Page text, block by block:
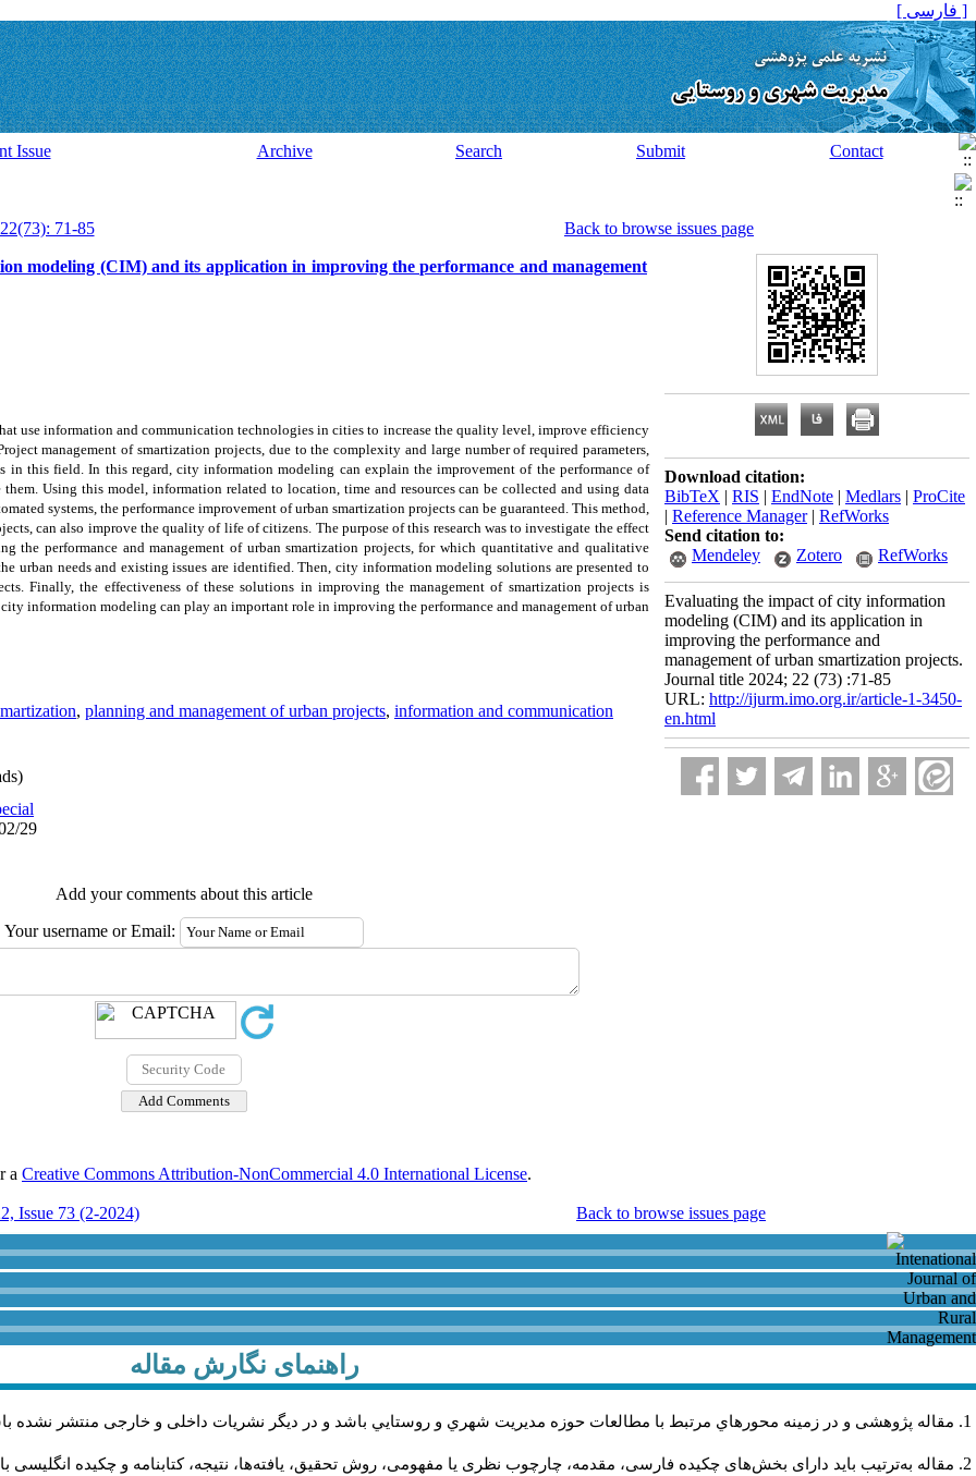
[ فارسی ]
Issue Archive Search Submit Contact
71-85 Back to browse issues page
modeling (CIM) and its application in improving the performance and management
use information and communication technologies in cities to increase the quality level, improve efficiency
management of smartization projects, due to the complexity and large number of required parameters,
in this field. In this regard, city information modeling can explain the improvement of the performance of
Using this model, information related to location, time and resources can be collected and using data
systems, the performance improvement of urban smartization projects can be guaranteed. This method,
can also improve the quality of life of citizens. The purpose of this research was to investigate the effect
the performance and management of urban smartization projects, for which quantitative and qualitative
urban needs and existing issues are identified. Then, city information modeling solutions are presented to
Finally, the effectiveness of these solutions in improving the management of smartization projects is
information modeling can play an important role in improving the performance and management of urban
, planning and management of urban projects, information and communication
29
Add your comments about this article
Your username or Email:
Download citation:
BibTeX | RIS | EndNote | Medlars | ProCite
| Reference Manager| RefWorks
Send citation to:
Mendeley
Zotero RefWorks
Evaluating the impact of city information
modeling (CIM) and its application in
improving the performance and
management of urban smartization projects.
Journal title 2024; 22 (73) :71-85
URL: http://ijurm.imo.org.ir/article-1-3450-
en.html
a Creative Commons Attribution-NonCommercial 4.0 International License.
Issue 73 (2-2024) Back to browse issues page
راهنمای نگارش مقاله
مقاله پژوهشی و در زمینه محورهاي مرتبط با مطالعات حوزه مديريت شهري و روستايي باشد و در دیگر نشریات داخلی و خارجی منتشر نشده
مقاله به‌ترتیب باید دارای بخش‌های چکیده فارسی، مقدمه، چارچوب نظری یا مفهومی، روش تحقیق، یافته‌ها، نتیجه، کتابنامه و چکیده انگلیسی